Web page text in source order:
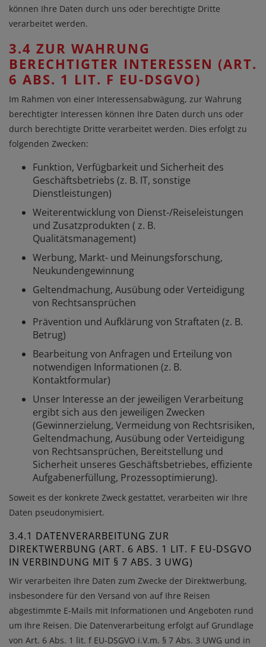
können Ihre Daten durch uns oder berechtigte Dritte
verarbeitet werden.
3.4 ZUR WAHRUNG
BERECHTIGTER INTERESSEN (ART.
6 ABS. 1 LIT. F EU-DSGVO)
Im Rahmen von einer Interessensabwägung, zur Wahrung
berechtigter Interessen können Ihre Daten durch uns oder
durch berechtigte Dritte verarbeitet werden. Dies erfolgt zu
folgenden Zwecken:
Funktion, Verfügbarkeit und Sicherheit des
Geschäftsbetriebs (z. B. IT, sonstige
Dienstleistungen)
Weiterentwicklung von Dienst-/Reiseleistungen
und Zusatzprodukten ( z. B.
Qualitätsmanagement)
Werbung, Markt- und Meinungsforschung,
Neukundengewinnung
Geltendmachung, Ausübung oder Verteidigung
von Rechtsansprüchen
Prävention und Aufklärung von Straftaten (z. B.
Betrug)
Bearbeitung von Anfragen und Erteilung von
notwendigen Informationen (z. B.
Kontaktformular)
Unser Interesse an der jeweiligen Verarbeitung
ergibt sich aus den jeweiligen Zwecken
(Gewinnerzielung, Vermeidung von Rechtsrisiken,
Geltendmachung, Ausübung oder Verteidigung
von Rechtsansprüchen, Bereitstellung und
Sicherheit unseres Geschäftsbetriebes, effiziente
Aufgabenerfüllung, Prozessoptimierung).
Soweit es der konkrete Zweck gestattet, verarbeiten wir Ihre
Daten pseudonymisiert.
3.4.1 DATENVERARBEITUNG ZUR
DIREKTWERBUNG (ART. 6 ABS. 1 LIT. F EU-DSGVO
IN VERBINDUNG MIT § 7 ABS. 3 UWG)
Wir verarbeiten Ihre Daten zum Zwecke der Direktwerbung,
insbesondere für den Versand von auf Ihre Reisen
abgestimmte E-Mails mit Informationen und Angeboten rund
um Ihre Reisen. Die Datenverarbeitung erfolgt auf Grundlage
von Art. 6 Abs. 1 lit. f EU-DSGVO i.V.m. § 7 Abs. 3 UWG und in